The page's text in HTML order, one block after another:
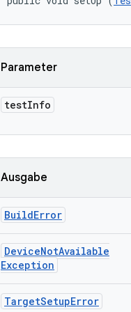
Parameter
testInfo
Ausgabe
BuildError
DeviceNotAvailable
Exception
TargetSetupError